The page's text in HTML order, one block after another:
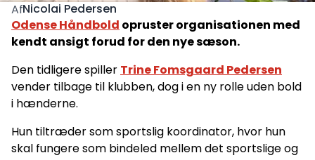
AfNicolai Pedersen
Odense Håndbold opruster organisationen med
kendt ansigt forud for den nye sæson.
Den tidligere spiller Trine Fomsgaard Pedersen
vender tilbage til klubben, dog i en ny rolle uden bold
i hænderne.
Hun tiltræder som sportslig koordinator, hvor hun
skal fungere som bindeled mellem det sportslige og